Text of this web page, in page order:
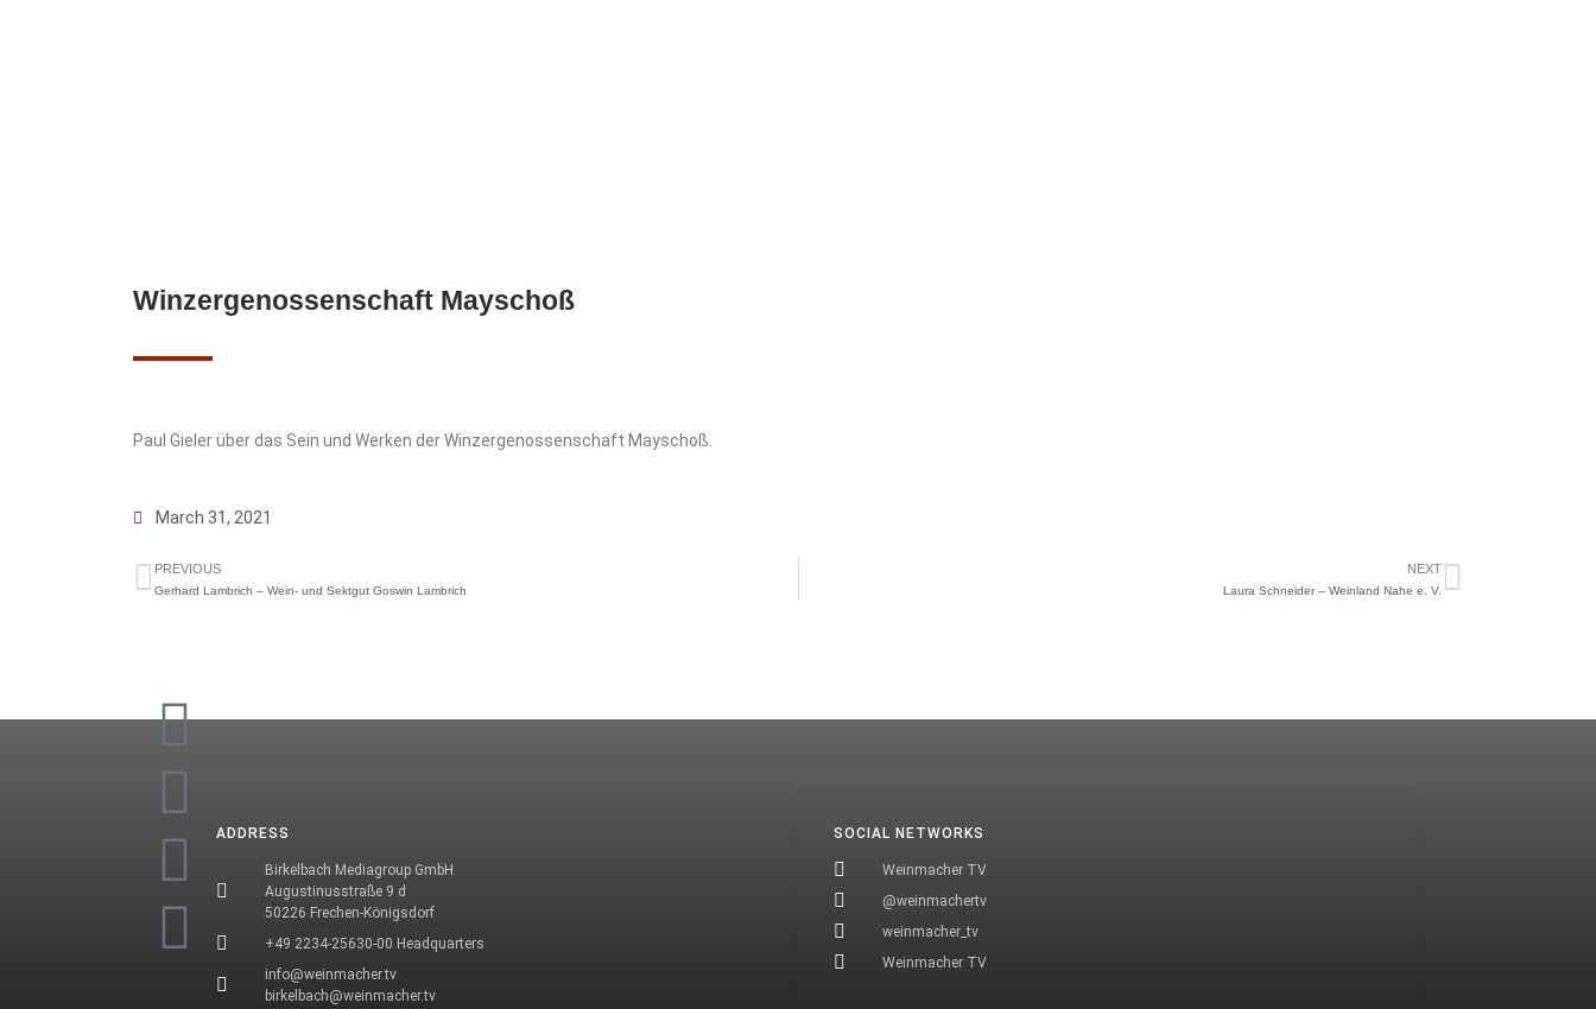
Winzergenossenschaft Mayschoß
Paul Gieler über das Sein und Werken der Winzergenossenschaft Mayschoß.
March 31, 2021
PREVIOUS
Gerhard Lambrich – Wein- und Sektgut Goswin Lambrich
NEXT
Laura Schneider – Weinland Nahe e. V.
ADDRESS
Birkelbach Mediagroup GmbH
Augustinusstraße 9 d
50226 Frechen-Königsdorf
+49 2234-25630-00 Headquarters
info@weinmacher.tv
birkelbach@weinmacher.tv
SOCIAL NETWORKS
Weinmacher TV
@weinmachertv
weinmacher_tv
Weinmacher TV